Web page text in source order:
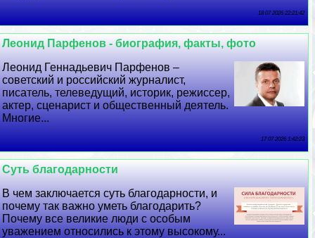
18 07 2026 22:21:42
Леонид Парфенов - биография, факты, фото
Леонид Геннадьевич Парфенов –
советский и российский журналист,
писатель, телеведущий, историк, режиссер,
актер, сценарист и общественный деятель.
Многие...
17 07 2026 1:42:23
Суть благодарности
В чем заключается суть благодарности, и
почему так важно уметь благодарить?
Почему все великие люди с особым
уважением относились к этому высокому...